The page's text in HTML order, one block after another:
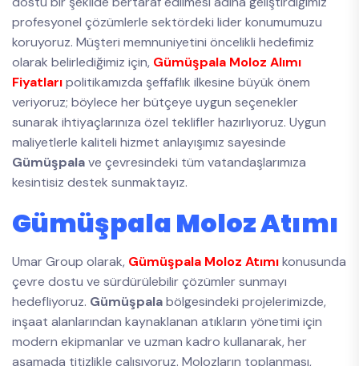
profesyonel çözümlerle sektördeki lider konumumuzu
koruyoruz. Müşteri memnuniyetini öncelikli hedefimiz
olarak belirlediğimiz için, Gümüşpala Moloz Alımı
Fiyatlarıpolitikamızda şeffaflık ilkesine büyük önem
veriyoruz; böylece her bütçeye uygun seçenekler
sunarak ihtiyaçlarınıza özel teklifler hazırlıyoruz. Uygun
maliyetlerle kaliteli hizmet anlayışımız sayesinde
Gümüşpalave çevresindeki tüm vatandaşlarımıza
kesintisiz destek sunmaktayız.
Gümüşpala Moloz Atımı
Umar Group olarak, Gümüşpala Moloz Atımıkonusunda
çevre dostu ve sürdürülebilir çözümler sunmayı
hedefliyoruz. Gümüşpalabölgesindeki projelerimizde,
inşaat alanlarından kaynaklanan atıkların yönetimi için
modern ekipmanlar ve uzman kadro kullanarak, her
aşamada titizlikle çalışıyoruz. Molozların toplanması,